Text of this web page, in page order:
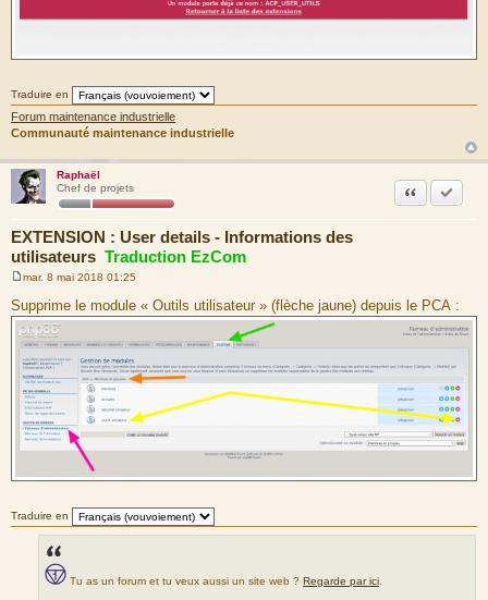
Traduire en
Forum maintenance industrielle
Communauté maintenance industrielle
Raphaël
Chef de projets
EXTENSION : User details - Informations des
utilisateurs Traduction EzCom
Citation
s
s
a
e
mar. 8 mai 2018 01:25
Supprime le module « Outils utilisateur » (flèche jaune) depuis le PCA :
Traduire en
Tu as un forum et tu veux aussi un site web ? Regarde par ici.